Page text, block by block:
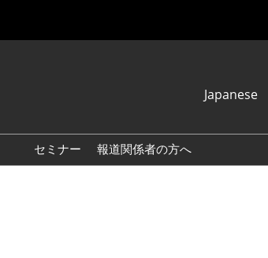
Japanese
English
繁體中文
セミナー 報道関係者の方へ